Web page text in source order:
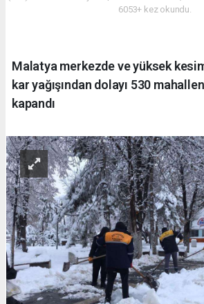
6053+ kez okundu.
Malatya merkezde ve yüksek
kar yağışından dolayı 530
kapandı